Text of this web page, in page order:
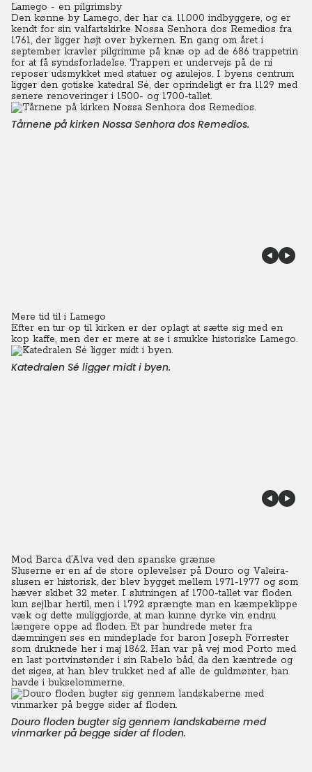
Lamego - en pilgrimsby
Den kønne by Lamego, der har ca. 11.000 indbyggere, og er
kendt for sin valfartskirke Nossa Senhora dos Remedios fra
1761, der ligger højt over bykernen. En gang om året i
september kravler pilgrimme på knæ op ad de 686 trappetrin
for at få syndsforladelse. Trappen er undervejs på de ni
reposer udsmykket med statuer og azulejos. I byens centrum
ligger den gotiske katedral Sé, der oprindeligt er fra 1129 med
senere renoveringer i 1500- og 1700-tallet.
Tårnene på kirken Nossa Senhora dos Remedios.
Mere tid til i Lamego
Efter en tur op til kirken er der oplagt at sætte sig med en
kop kaffe, men der er mere at se i smukke historiske Lamego.
Katedralen Sé ligger midt i byen.
Mod Barca d’Alva ved den spanske grænse
Sluserne er en af de store oplevelser på Douro og Valeira-
slusen er historisk, der blev bygget mellem 1971-1977 og som
hæver skibet 32 meter. I slutningen af 1700-tallet var floden
kun sejlbar hertil, men i 1792 sprængte man en kæmpeklippe
væk og dette muliggjorde, at man kunne dyrke vin endnu
længere oppe ad floden. Et par hundrede meter fra
dæmningen ses en mindeplade for baron Joseph Forrester
som druknede her i maj 1862. Han var på vej mod Porto med
en last portvinstønder i sin Rabelo båd, da den kæntrede og
det siges, at han blev trukket ned af alle de guldmønter, han
havde i bukselommerne.
Douro floden bugter sig gennem landskaberne med
vinmarker på begge sider af floden.